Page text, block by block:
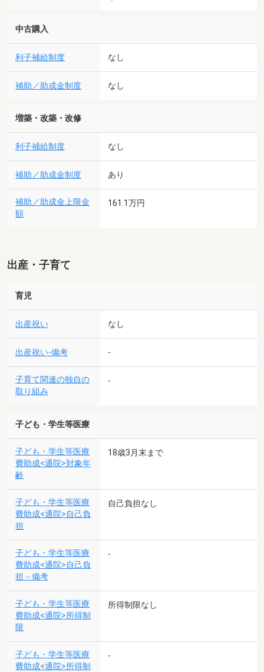
中古購入
利子補給制度 なし
補助／助成金制度 なし
増築・改築・改修
利子補給制度 なし
補助／助成金制度 あり
補助／助成金上限金
額
161.1万円
出産・子育て
育児
出産祝い なし
出産祝い-備考 -
子育て関連の独自の
取り組み
-
子ども・学生等医療
子ども・学生等医療
費助成<通院>対象年
齢
18歳3月末まで
子ども・学生等医療
費助成<通院>自己負
担
自己負担なし
子ども・学生等医療
費助成<通院>自己負
担－備考
-
子ども・学生等医療
費助成<通院>所得制
限
所得制限なし
子ども・学生等医療
費助成<通院>所得制
-